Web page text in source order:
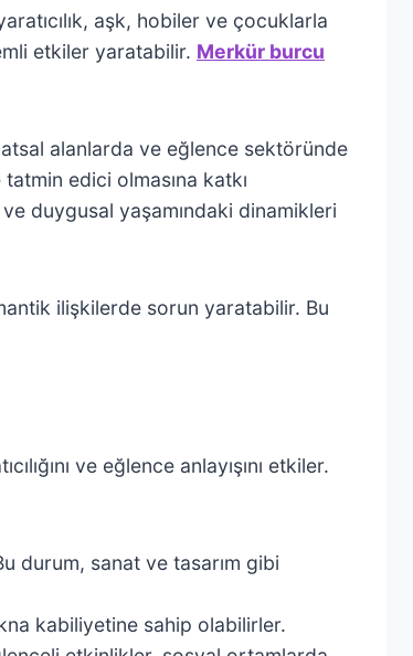
aşk, hobiler ve çocuklarla
etkiler yaratabilir. Merkür burcu
alanlarda ve eğlence sektöründe
edici olmasına katkı
duygusal yaşamındaki dinamikleri
ilişkilerde sorun yaratabilir. Bu
ve eğlence anlayışını etkiler.
durum, sanat ve tasarım gibi
kabiliyetine sahip olabilirler.